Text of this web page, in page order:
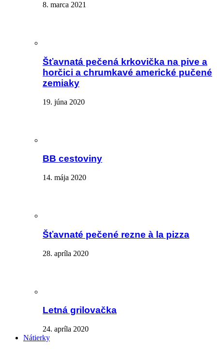
8. marca 2021
Šťavnatá pečená krkovička na pive a
horčici a chrumkavé americké pučené
zemiaky
19. júna 2020
BB cestoviny
14. mája 2020
Šťavnaté pečené rezne à la pizza
28. apríla 2020
Letná grilovačka
24. apríla 2020
Nátierky